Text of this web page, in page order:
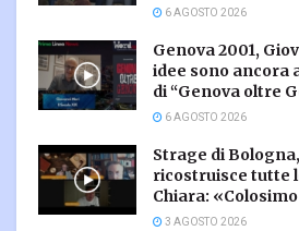
6 AGOSTO 2026
Genova 2001,
idee sono ancora
di “Genova oltre
6 AGOSTO 2026
Strage di
ricostruisce tutte
Chiara:
3 AGOSTO 2026